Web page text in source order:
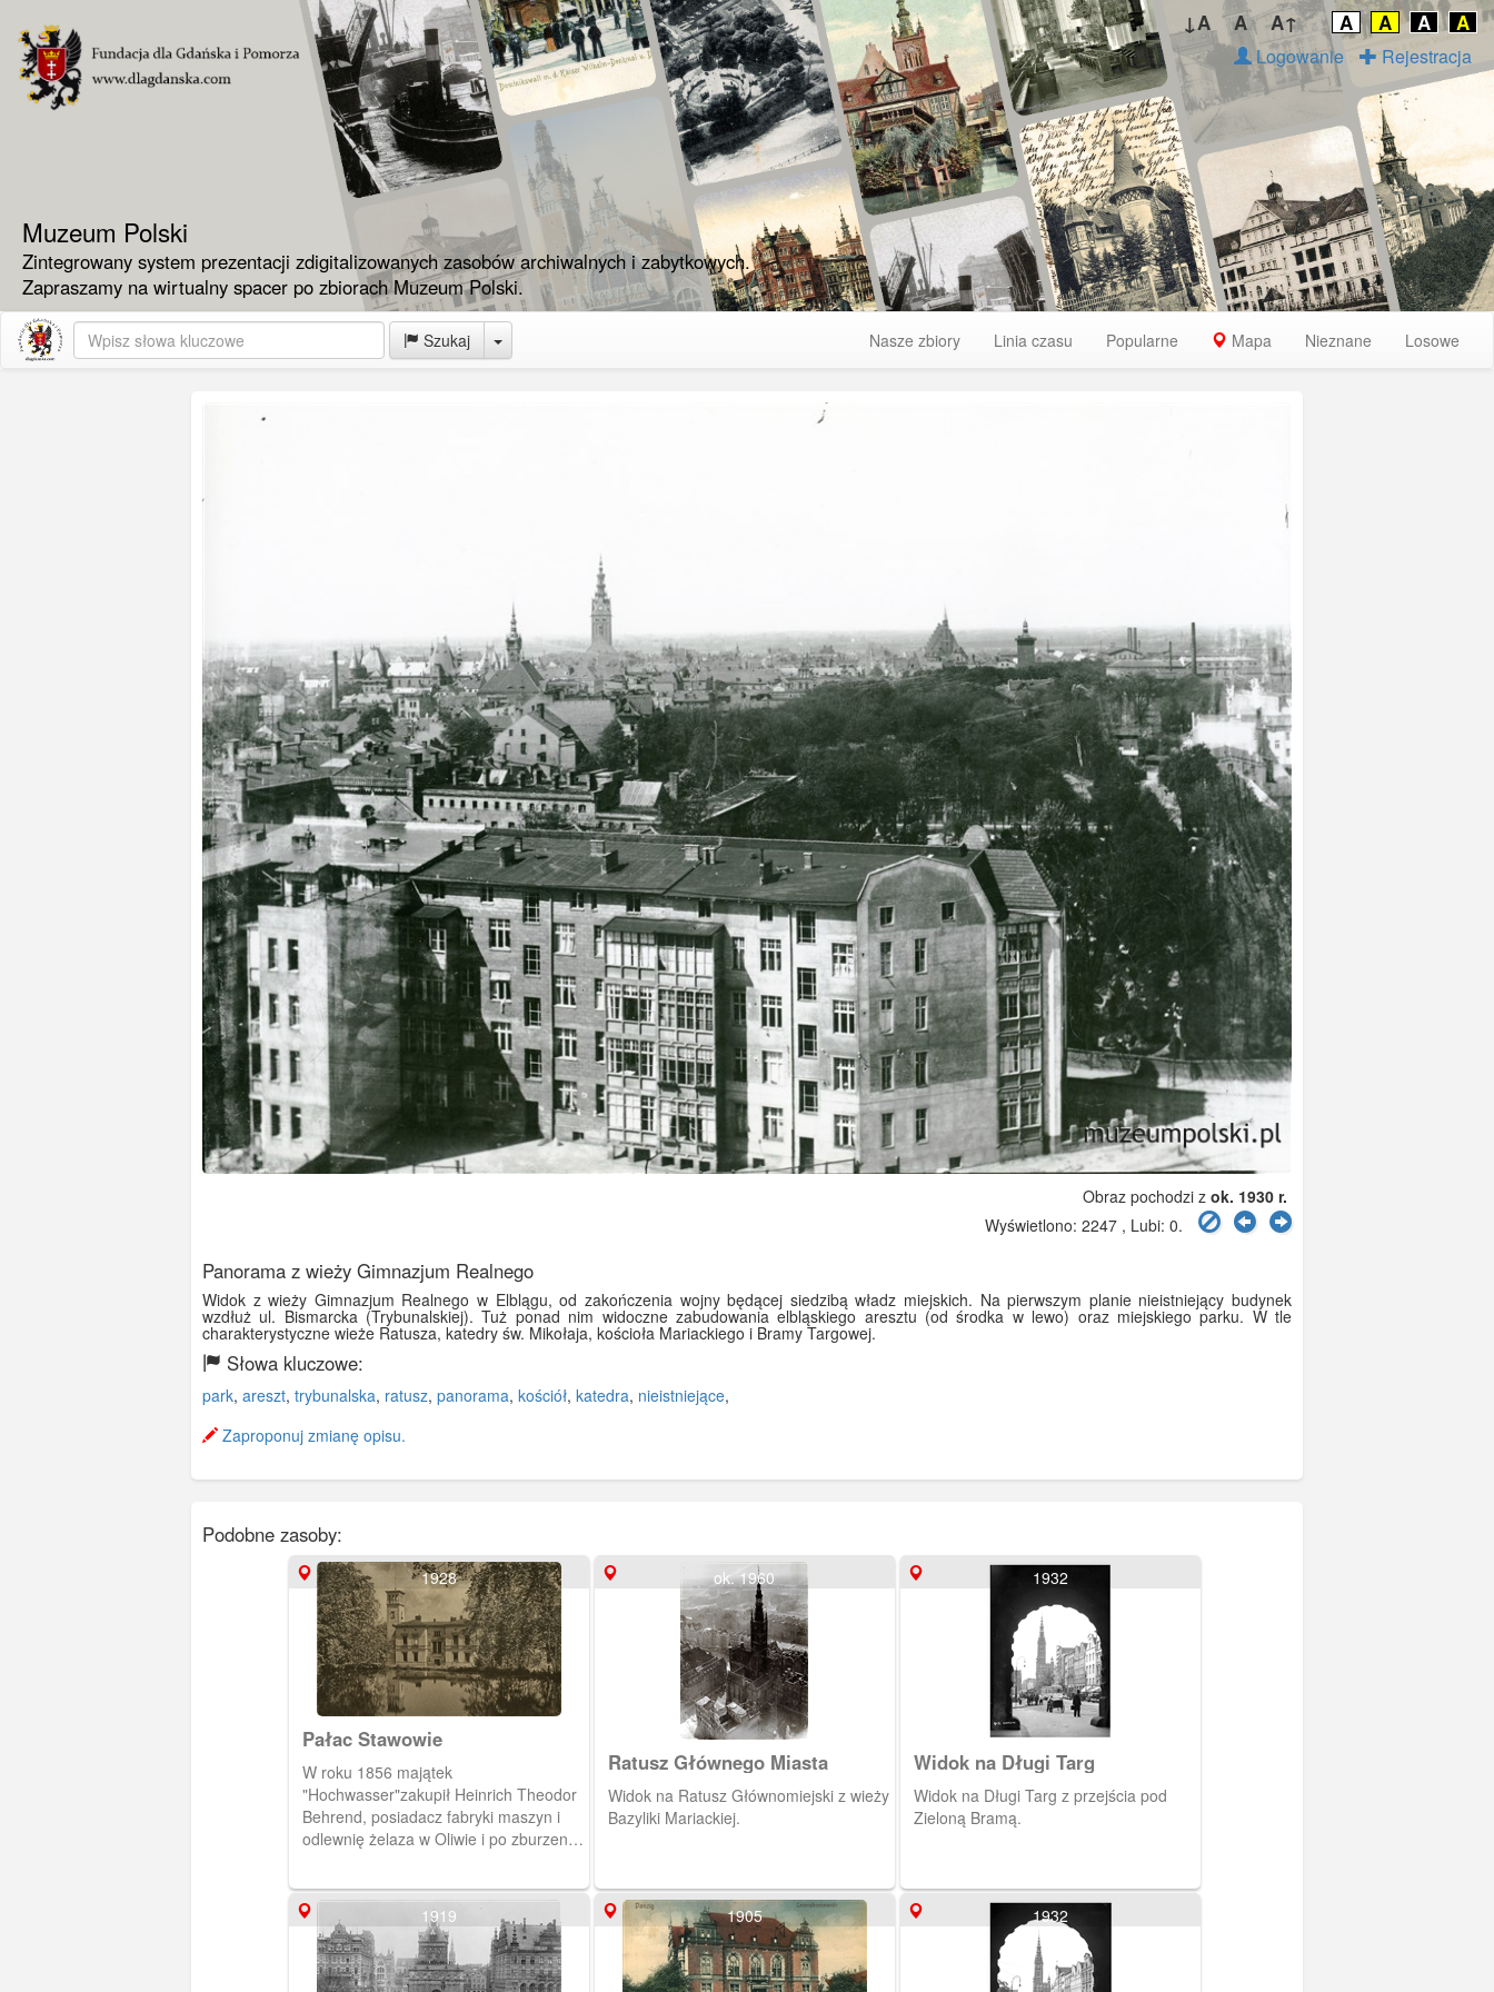
Muzeum Polski
Zintegrowany system prezentacji zdigitalizowanych zasobów archiwalnych i zabytkowych.
Zapraszamy na wirtualny spacer po zbiorach Muzeum Polski.
↓A A A↑ A A A A
Logowanie Rejestracja
Szukaj Toggle Dropdown Nasze zbiory Linia czasu Popularne Mapa Nieznane Losowe
Obraz pochodzi z ok. 1930 r.
Wyświetlono: 2247 , Lubi: 0.
Panorama z wieży Gimnazjum Realnego
Widok z wieży Gimnazjum Realnego w Elblągu, od zakończenia wojny będącej siedzibą władz miejskich. Na pierwszym planie nieistniejący budynek
wzdłuż ul. Bismarcka (Trybunalskiej). Tuż ponad nim widoczne zabudowania elbląskiego aresztu (od środka w lewo) oraz miejskiego parku. W tle
charakterystyczne wieże Ratusza, katedry św. Mikołaja, kościoła Mariackiego i Bramy Targowej.
Słowa kluczowe:
park, areszt, trybunalska, ratusz, panorama, kościół, katedra, nieistniejące,
Zaproponuj zmianę opisu.
Podobne zasoby:
1928
Pałac Stawowie
W roku 1856 majątek
"Hochwasser"zakupił Heinrich Theodor
Behrend, posiadacz fabryki maszyn i
odlewnię żelaza w Oliwie i po zburzeniu
dziś dzień pałacyk Stawowie. W roku
1905 całość wykupiła pruska armia
urządzając tu miejsce dla wojennych
rekonwalescentów. Po pierwszej wojnie
ok. 1960
Ratusz Głównego Miasta
Widok na Ratusz Głównomiejski z wieży
Bazyliki Mariackiej.
1932
Widok na Długi Targ
Widok na Długi Targ z przejścia pod
Zieloną Bramą.
1919 1905 1932